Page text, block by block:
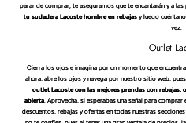
parar de comprar, te aseguramos que te encantarán y a
tu sudadera Lacoste hombre en rebajas y luego
vez.
Outlet
Cierra los ojos e imagina por un momento que
ahora, abre los ojos y navega por nuestro sitio web,
outlet Lacoste con las mejores prendas con
abierta . Aprovecha, si esperabas una señal para
descuentos, rebajas y ofertas en todas nuestras